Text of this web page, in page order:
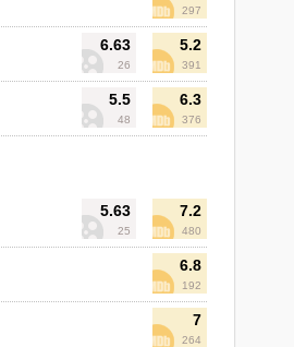
297
6.63
26
5.2
391
5.5
48
6.3
376
5.63
25
7.2
480
6.8
192
7
264